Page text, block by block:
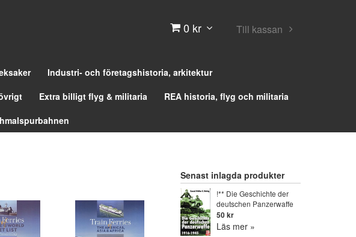
0 kr Till kassan
Industri- och företagshistoria, arkitektur
Extra billigt flyg & militaria
REA historia, flyg och militaria
Senast inlagda produkter
!** Die Geschichte der
deutschen Panzerwaffe
50 kr
Läs mer »